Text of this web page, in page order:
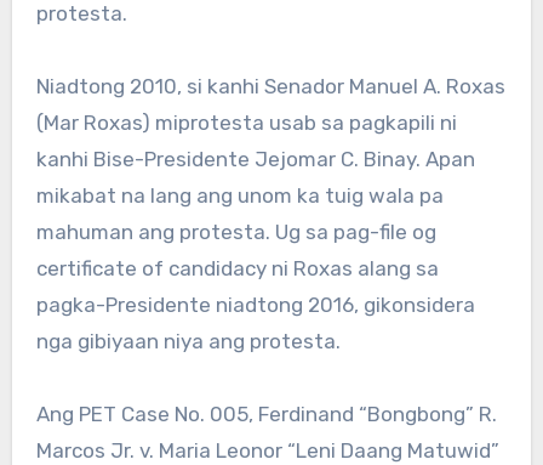
protesta.
Niadtong 2010, si kanhi Senador Manuel A. Roxas
(Mar Roxas) miprotesta usab sa pagkapili ni
kanhi Bise-Presidente Jejomar C. Binay. Apan
mikabat na lang ang unom ka tuig wala pa
mahuman ang protesta. Ug sa pag-file og
certificate of candidacy ni Roxas alang sa
pagka-Presidente niadtong 2016, gikonsidera
nga gibiyaan niya ang protesta.
Ang PET Case No. 005, Ferdinand “Bongbong” R.
Marcos Jr. v. Maria Leonor “Leni Daang Matuwid”